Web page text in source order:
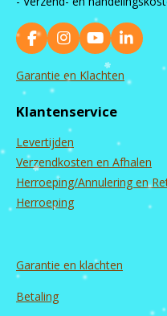
F
a
c
o
k
I
n
s
g
a
m
Y
o
u
b
L
i
k
Garantie en Klachten
Klantenservice
Levertijden
Verzendkosten en Afhalen
Herroeping/Annulering en
Herroeping
Garantie en klachten
Betaling